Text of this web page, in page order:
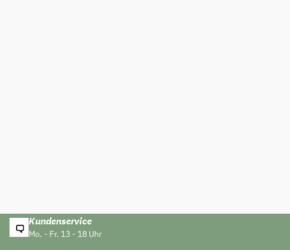
Kundenservice
Mo. - Fr. 13 - 18 Uhr